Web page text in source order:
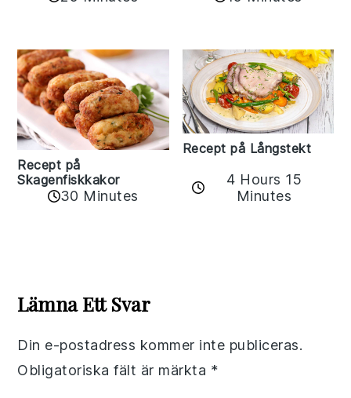
Recept på
Skagenfiskkakor
30 Minutes
Recept på Långstekt
4 Hours 15
Minutes
Interactions
Lämna Ett Svar
Din e-postadress kommer inte publiceras.
Obligatoriska fält är märkta *